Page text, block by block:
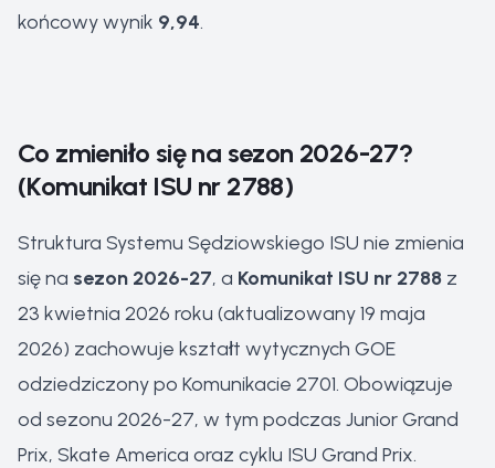
końcowy wynik 9,94.
Co zmieniło się na sezon 2026-27?
(Komunikat ISU nr 2788)
Struktura Systemu Sędziowskiego ISU nie zmienia
się na sezon 2026-27, a Komunikat ISU nr 2788 z
23 kwietnia 2026 roku (aktualizowany 19 maja
2026) zachowuje kształt wytycznych GOE
odziedziczony po Komunikacie 2701. Obowiązuje
od sezonu 2026-27, w tym podczas Junior Grand
Prix, Skate America oraz cyklu ISU Grand Prix.